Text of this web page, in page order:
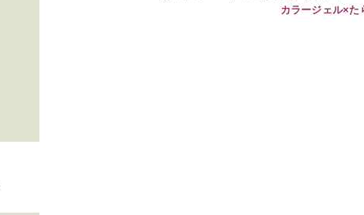
カラージェル×た